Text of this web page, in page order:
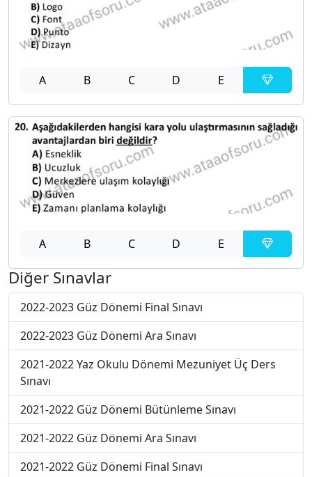
A B C D E
A B C D E
Diğer Sınavlar
2022-2023 Güz Dönemi Final Sınavı
2022-2023 Güz Dönemi Ara Sınavı
2021-2022 Yaz Okulu Dönemi Mezuniyet Üç Ders
Sınavı
2021-2022 Güz Dönemi Bütünleme Sınavı
2021-2022 Güz Dönemi Ara Sınavı
2021-2022 Güz Dönemi Final Sınavı